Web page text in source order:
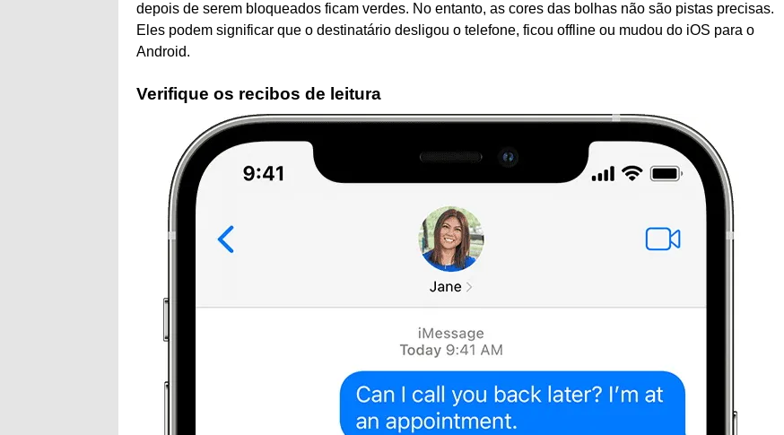
depois de serem bloqueados ficam verdes. No entanto, as cores das bolhas não são pistas precisas.
Eles podem significar que o destinatário desligou o telefone, ficou offline ou mudou do iOS para o
Android.
Verifique os recibos de leitura